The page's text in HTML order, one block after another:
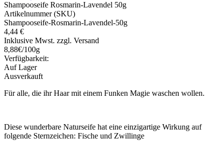
Shampooseife Rosmarin-Lavendel 50g
Artikelnummer (SKU)
Shampooseife-Rosmarin-Lavendel-50g
4,44 €
Inklusive Mwst. zzgl. Versand
8,88€/100g
Verfügbarkeit:
Auf Lager
Ausverkauft
Für alle, die ihr Haar mit einem Funken Magie waschen wollen.
Diese wunderbare Naturseife hat eine einzigartige Wirkung auf
folgende Sternzeichen: Fische und Zwillinge